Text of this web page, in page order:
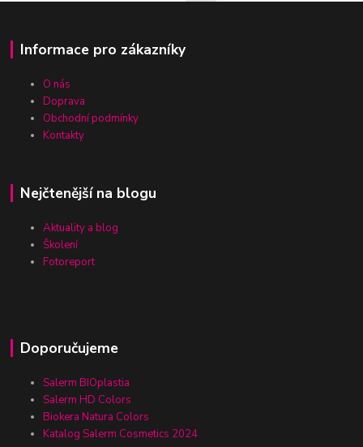
Informace pro zákazníky
O nás
Doprava
Obchodní podmínky
Kontakty
Nejčtenější na blogu
Aktuality a blog
Školení
Fotoreport
Doporučujeme
Salerm BIOplastia
Salerm HD Colors
Biokera Natura Colors
Katalog Salerm Cosmetics 2024